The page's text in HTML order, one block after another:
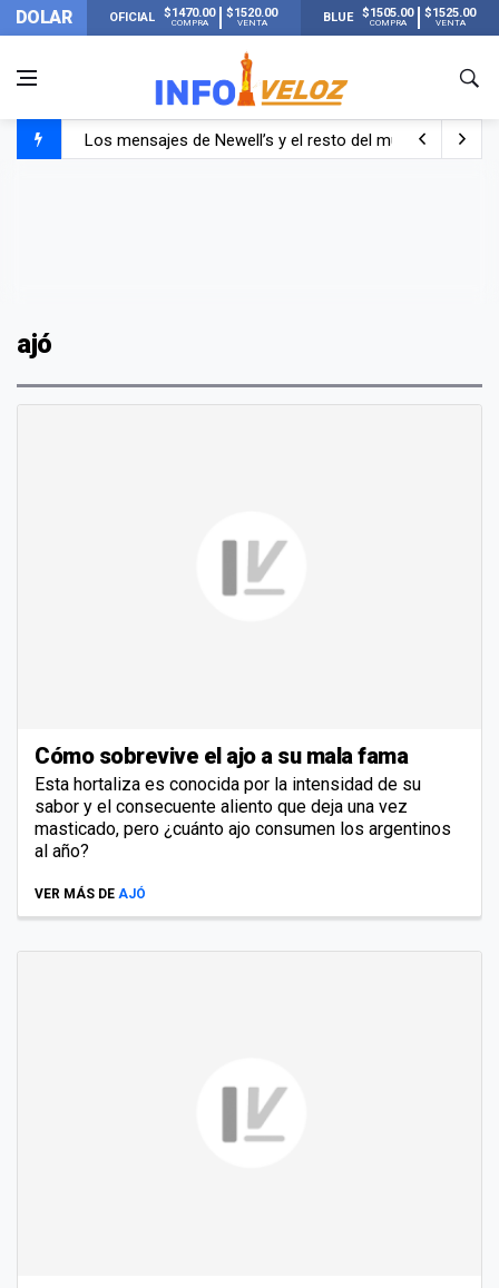
DOLAR OFICIAL $1470.00
COMPRA
$1520.00
VENTA BLUE $1505.00
COMPRA
$1525.00
VENTA
Los mensajes de Newell’s y el resto del mundo del
ajó
Cómo sobrevive el ajo a su mala fama
Esta hortaliza es conocida por la intensidad de su
sabor y el consecuente aliento que deja una vez
masticado, pero ¿cuánto ajo consumen los argentinos
al año?
VER MÁS DE AJÓ